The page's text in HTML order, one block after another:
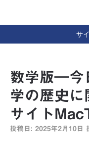
サ
数学版―今
学の歴史に
サイト
投稿日: 2025年2月10日